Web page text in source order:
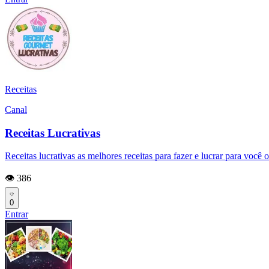
Receitas
Canal
Receitas Lucrativas
Receitas lucrativas as melhores receitas para fazer e lucrar para
👁️ 386
0
Entrar